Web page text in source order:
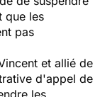
que les
pas
et allié de
d'appel de
les